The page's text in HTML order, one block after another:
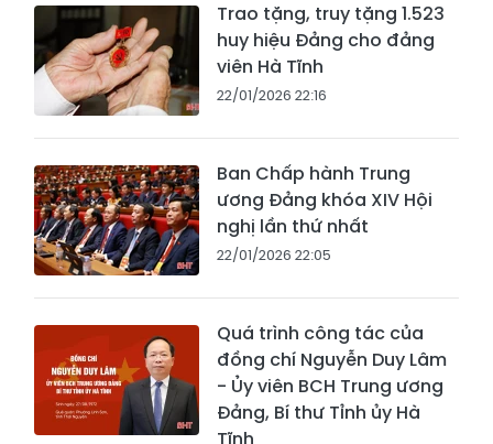
Trao tặng, truy tặng 1.523
huy hiệu Đảng cho đảng
viên Hà Tĩnh
22/01/2026 22:16
Ban Chấp hành Trung
ương Đảng khóa XIV Hội
nghị lần thứ nhất
22/01/2026 22:05
Quá trình công tác của
đồng chí Nguyễn Duy Lâm
- Ủy viên BCH Trung ương
Đảng, Bí thư Tỉnh ủy Hà